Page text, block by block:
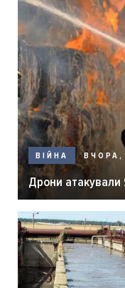
ВІЙНА ВЧОРА,
Дрони атакували